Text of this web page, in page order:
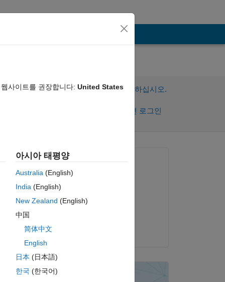
이 질문에 답변하려면 로그인하십시오.
활동을 팔로우하려면 로그인
질문:
創 尾崎
2021년 11월 14일
댓글:
2021년 11월 16일
사이트를 권장합니다: United States
아시아 태평양
Australia(English)
India(English)
New Zealand (English)
中国
简体中文
English
日本 (日本語)
한국 (한국어)